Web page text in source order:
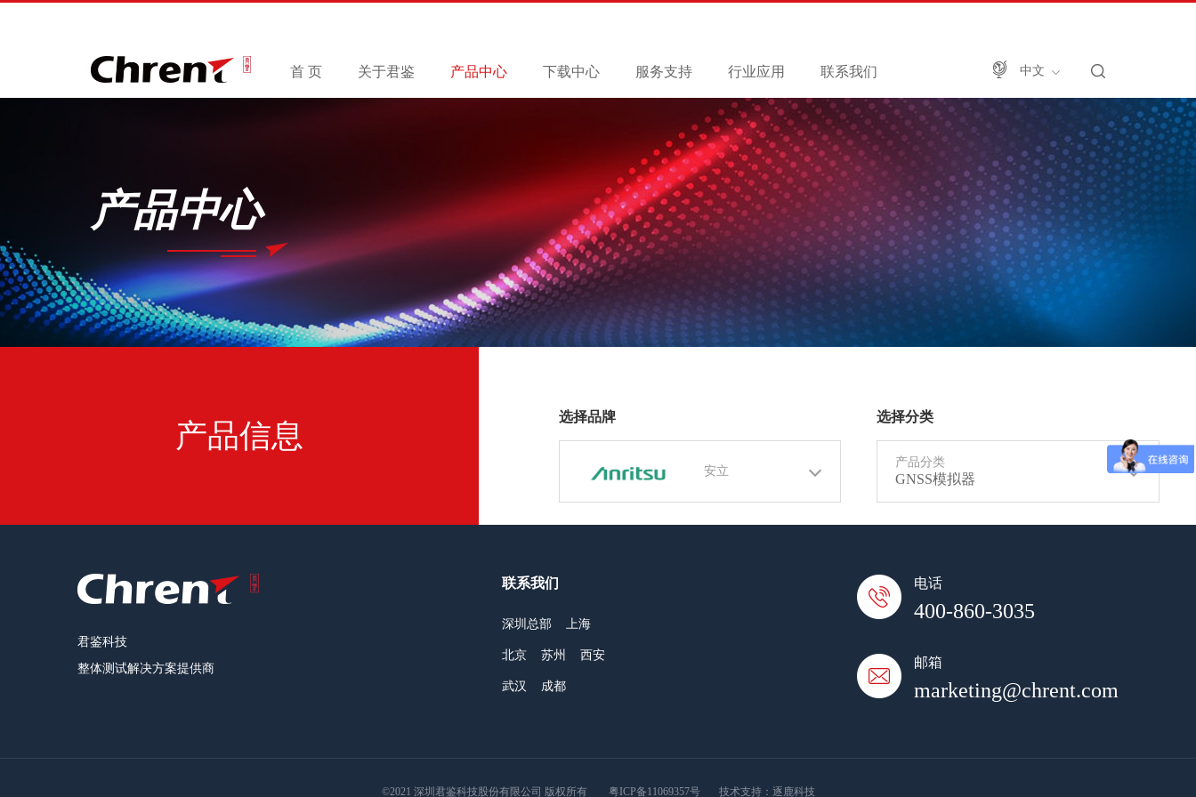
中文
首 页 关于君鉴 产品中心 下载中心 服务支持 行业应用 联系我们
产品中心
产品信息
选择品牌
安立
选择分类
产品分类
GNSS模拟器
君鉴科技
整体测试解决方案提供商
联系我们
深圳总部 上海
北京 苏州 西安
武汉 成都
电话
400-860-3035
邮箱
marketing@chrent.com
©2021 深圳君鉴科技股份有限公司 版权所有 粤ICP备11069357号技术支持： 逐鹿科技